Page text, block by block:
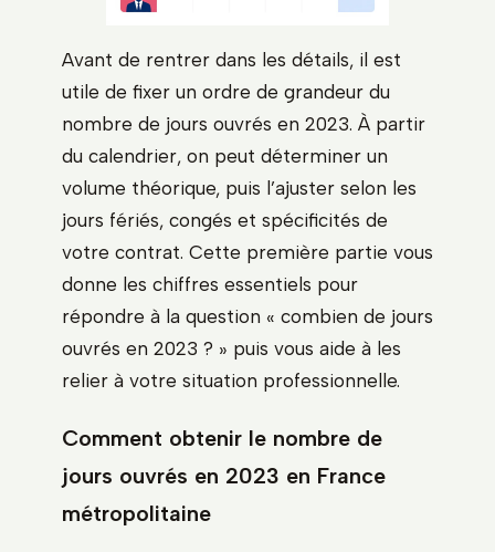
Avant de rentrer dans les détails, il est
utile de fixer un ordre de grandeur du
nombre de jours ouvrés en 2023. À partir
du calendrier, on peut déterminer un
volume théorique, puis l’ajuster selon les
jours fériés, congés et spécificités de
votre contrat. Cette première partie vous
donne les chiffres essentiels pour
répondre à la question « combien de jours
ouvrés en 2023 ? » puis vous aide à les
relier à votre situation professionnelle.
Comment obtenir le nombre de
jours ouvrés en 2023 en France
métropolitaine